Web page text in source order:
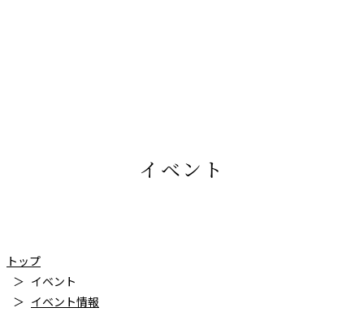
イベント
トップ
イベント
イベント情報